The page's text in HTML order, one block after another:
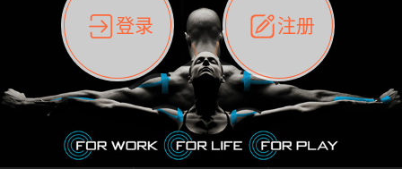
它都很坚强的贴着，没有出现过任何瘙痒的迹
象。不同的条件下，同一个身体，不同的部位
皮肤的敏感度也有不同。因此我们KINESIO要做
的，是在研发生产过程中竭尽全力的降低致敏
性，减少贴布本身带来的致敏率。那到底是什
么原因引起的过敏瘙痒呢？我整理了以下内容
仅供大家参考，希望能给予大家帮助。首先我
们分析解剖下过敏的原因，然后简说一下
KINESIO贴布贴扎后预防应对。我把导致过敏的
了适合居住的环境。 在现代医学上，这种细胞
因子是一种酶的观点往往被否定，但在体内有
有毒细菌和无毒细菌，它们起着保持身体平衡
的作用。 Kinesio肌内效贴不像药物那样在短时
间内表现出症状，而是通过花费时间创造一个
对身体没有伤害（副作用等）的环境来减轻症
状。 但是，由于营养、精神、运动的平衡被破
坏，各种细胞就会发生病态变化。 在一定的状
态下，细胞因子会自动捕捉异常，并在细胞之
筋膜，对关节进行非常轻柔的刺激，增加患部
的治疗区域。 snowflake“雪花”贴布不会妨碍皮
肤上下左右运动，有效的辅助修复关节周围组
织的筋膜。它可以作用于关节或肌肉表面，释
放压力，刺激深层筋膜。“雪花”贴扎疗法是一
种可以改变肌肉、筋膜和间质液之间自然流动
关系的方法。 间质液间质被称为人体的新器
官。研究人员认为，整个身体的网络是由坚韧
且柔软的蛋白质结构所支撑的相互连接的充满
登录 注册